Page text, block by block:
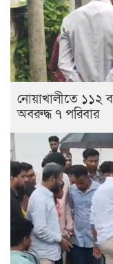
নোয়াখালীতে ১১২
অবরুদ্ধ ৭ পরিবার